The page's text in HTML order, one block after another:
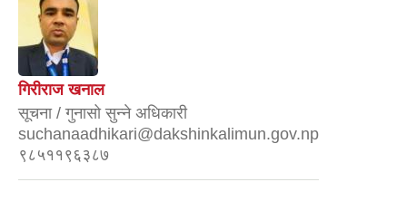
गिरीराज खनाल
सूचना / गुनासो सुन्‍ने अधिकारी
suchanaadhikari@dakshinkalimun.gov.np
९८५११९६३८७